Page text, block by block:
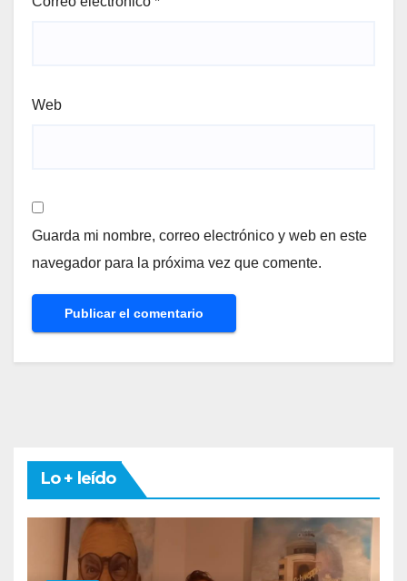
Web
Guarda mi nombre, correo electrónico y web en este
navegador para la próxima vez que comente.
Lo + leído